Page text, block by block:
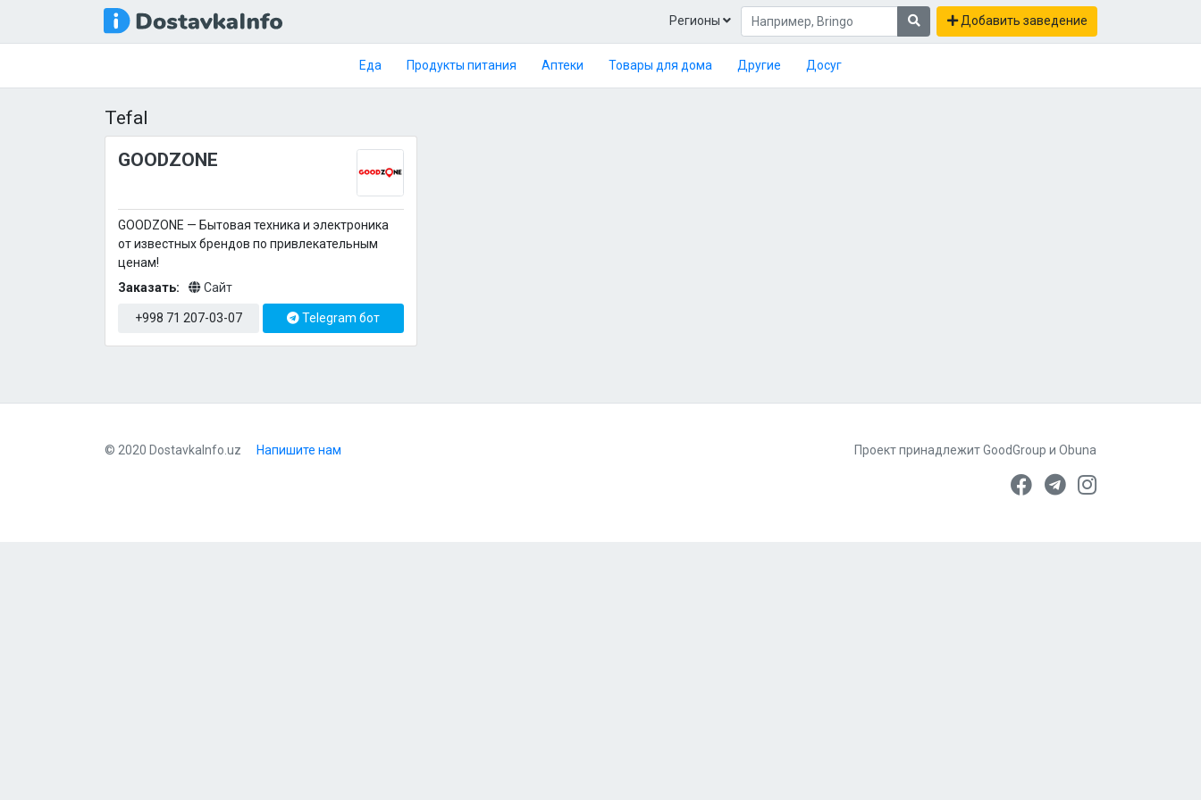
Регионы Добавить заведение
Еда Продукты питания Аптеки Товары для дома Другие Досуг
Tefal
GOODZONE
GOODZONE — Бытовая техника и электроника
от известных брендов по привлекательным
ценам!
Заказать:
Сайт
+998 71 207-03-07 Telegram бот
© 2020 DostavkaInfo.uz Напишите нам Проект принадлежитGoodGroup и Obuna